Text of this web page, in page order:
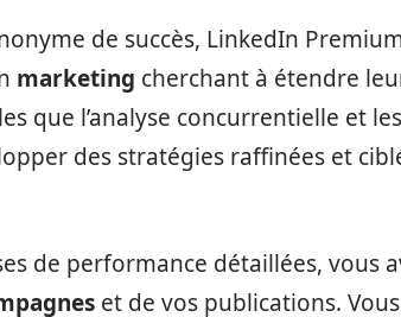
de succès, LinkedIn
marketing cherchant à étendre
que l’analyse concurrentielle et
des stratégies raffinées et
de performance détaillées, vous
et de vos publications.